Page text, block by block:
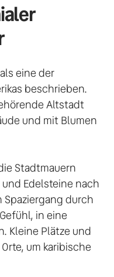
eine der
beschrieben.
Altstadt
und mit Blumen
Stadtmauern
Edelsteine nach
Spaziergang durch
in eine
Kleine Plätze und
um karibische